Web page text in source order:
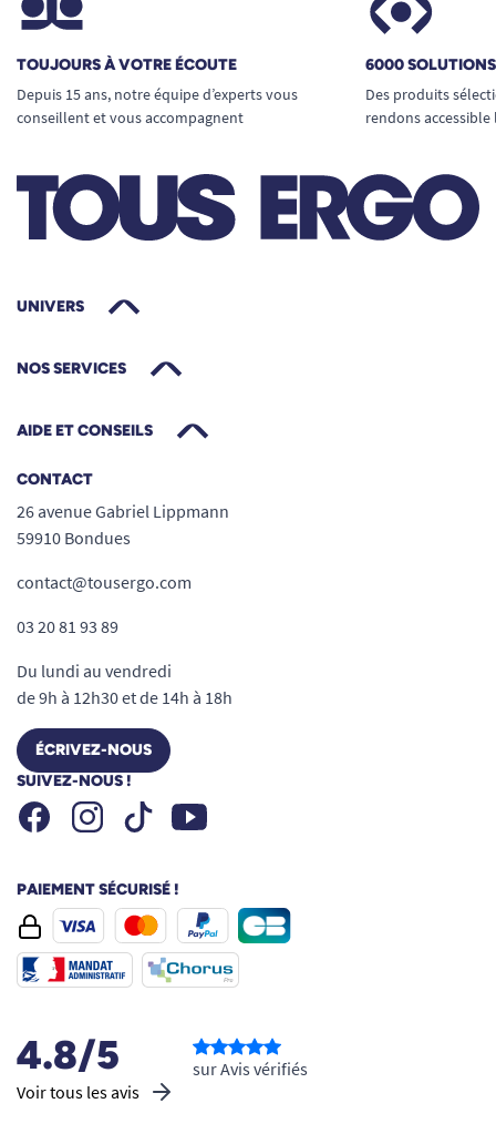
TOUJOURS À VOTRE ÉCOUTE
Depuis 15 ans, notre équipe d’experts vous
conseillent et vous accompagnent
6000
Des produits
rendons
UNIVERS
NOS SERVICES
AIDE ET CONSEILS
CONTACT
26 avenue Gabriel Lippmann
59910 Bondues
contact@tousergo.com
03 20 81 93 89
Du lundi au vendredi
de 9h à 12h30 et de 14h à 18h
ÉCRIVEZ-NOUS
SUIVEZ-NOUS !
FacebookInstagramTiktok Youtube
PAIEMENT SÉCURISÉ !
4.8/5
Voir tous les avis
sur Avis vérifiés